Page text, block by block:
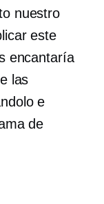
nuestro
este
encantaría
las
e
de